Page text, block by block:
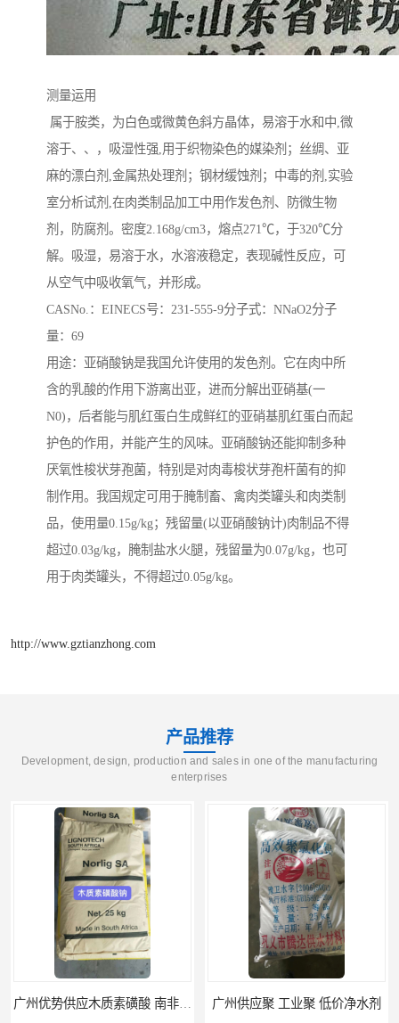
测量运用
属于胺类，为白色或微黄色斜方晶体，易溶于水和中,微
溶于、、，吸湿性强,用于织物染色的媒染剂；丝绸、亚
麻的漂白剂,金属热处理剂；钢材缓蚀剂；中毒的剂,实验
室分析试剂,在肉类制品加工中用作发色剂、防微生物
剂，防腐剂。密度2.168g/cm3，熔点271℃，于320℃分
解。吸湿，易溶于水，水溶液稳定，表现碱性反应，可
从空气中吸收氧气，并形成。
CASNo.：EINECS号：231-555-9分子式：NNaO2分子
量：69
用途：亚硝酸钠是我国允许使用的发色剂。它在肉中所
含的乳酸的作用下游离出亚，进而分解出亚硝基(一
N0)，后者能与肌红蛋白生成鲜红的亚硝基肌红蛋白而起
护色的作用，并能产生的风味。亚硝酸钠还能抑制多种
厌氧性梭状芽孢菌，特别是对肉毒梭状芽孢杆菌有的抑
制作用。我国规定可用于腌制畜、禽肉类罐头和肉类制
品，使用量0.15g/kg；残留量(以亚硝酸钠计)肉制品不得
超过0.03g/kg，腌制盐水火腿，残留量为0.07g/kg，也可
用于肉类罐头，不得超过0.05g/kg。
http://www.gztianzhong.com
产品推荐
Development, design, production and sales in one of the manufacturing
enterprises
广州优势供应木质素磺酸 南非工业木质素磺酸 广州供应聚 工业聚 低价净水剂